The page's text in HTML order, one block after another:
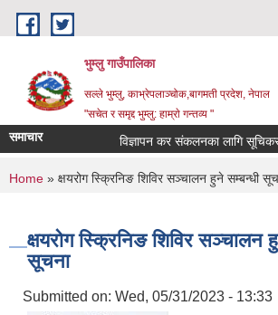
Skip to main content
भुम्लु गाउँपालिका
सल्ले भुम्लु, काभ्रेपलाञ्चोक,बागमती प्रदेश, नेपाल
"सचेत र समृद्द भुम्लु: हाम्राे गन्तव्य "
समाचार विज्ञापन कर संकलनका लागि
You are here
Home » क्षयरोग स्क्रिनिङ शिविर सञ्चालन हुने सम्बन्धी
क्षयरोग स्क्रिनिङ शिविर सञ्चालन
सूचना
Submitted on: Wed, 05/31/2023 - 13:33